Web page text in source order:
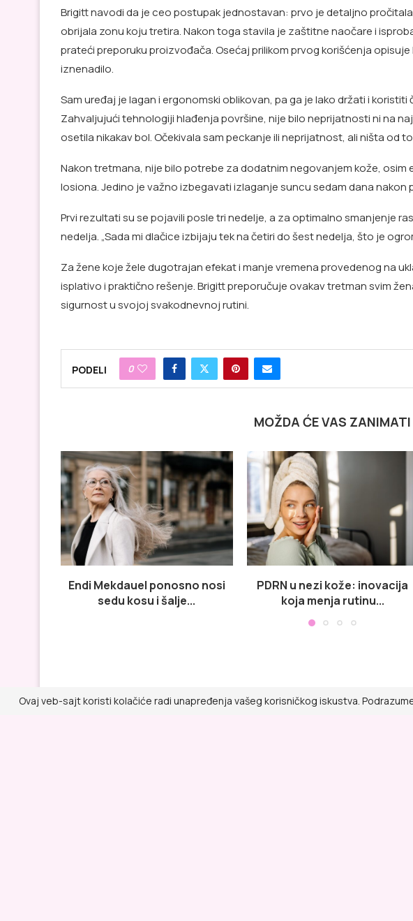
Brigitt navodi da je ceo postupak jednostavan: prvo je detaljno
obrijala zonu koju tretira. Nakon toga stavila je zaštitne naočare i
prateći preporuku proizvođača. Osećaj prilikom prvog korišćenja
iznenadilo.
Sam uređaj je lagan i ergonomski oblikovan, pa ga je lako držati i koristiti
Zahvaljujući tehnologiji hlađenja površine, nije bilo neprijatnosti ni na
osetila nikakav bol. Očekivala sam peckanje ili neprijatnost, ali ništa od
Nakon tretmana, nije bilo potrebe za dodatnim negovanjem kože, osim
losiona. Jedino je važno izbegavati izlaganje suncu sedam dana nakon
Prvi rezultati su se pojavili posle tri nedelje, a za optimalno smanjenje
nedelja. „Sada mi dlačice izbijaju tek na četiri do šest nedelja, što je
Za žene koje žele dugotrajan efekat i manje vremena provedenog na
isplativo i praktično rešenje. Brigitt preporučuje ovakav tretman svim
sigurnost u svojoj svakodnevnoj rutini.
PODELI 0
MOŽDA ĆE VAS ZANIMATI
Endi Mekdauel ponosno nosi
sedu kosu i šalje...
PDRN u nezi kože: inovacija
koja menja rutinu...
Ovaj veb-sajt koristi kolačiće radi unapređenja vašeg korisničkog iskustva.